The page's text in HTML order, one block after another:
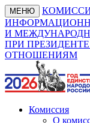
МЕНЮ
И
ПРИ
ОТНОШЕНИЯМ
Комиссия
О